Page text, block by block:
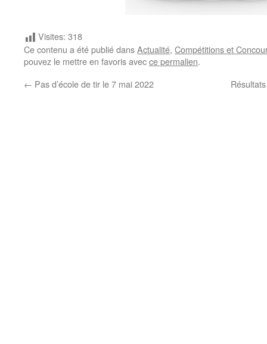
Visites: 318
Ce contenu a été publié dansActualité, Compétitions et
pouvez le mettre en favoris avecce permalien.
← Pas d’école de tir le 7 mai 2022